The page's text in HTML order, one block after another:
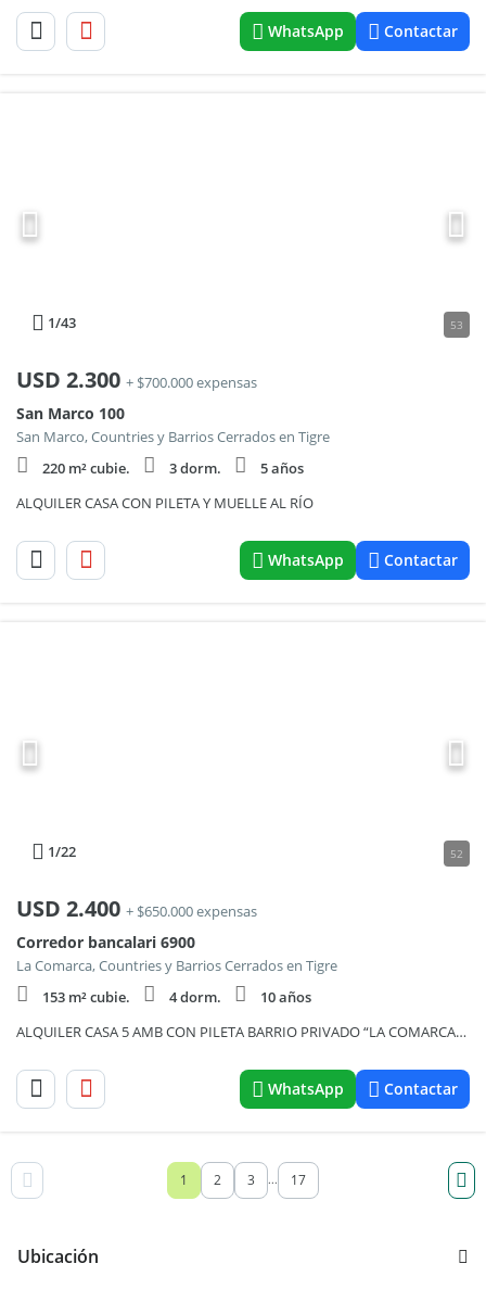
WhatsApp Contactar
1/43 53
USD 2.300 + $700.000 expensas
San Marco 100
San Marco, Countries y Barrios Cerrados en Tigre
220 m² cubie.
3 dorm.
5 años
ALQUILER CASA CON PILETA Y MUELLE AL RÍO
WhatsApp Contactar
1/22 52
USD 2.400 + $650.000 expensas
Corredor bancalari 6900
La Comarca, Countries y Barrios Cerrados en Tigre
153 m² cubie.
4 dorm.
10 años
ALQUILER CASA 5 AMB CON PILETA BARRIO PRIVADO “LA COMARCA” – TIGRE -
WhatsApp Contactar
1 2 3 ... 17
Ubicación